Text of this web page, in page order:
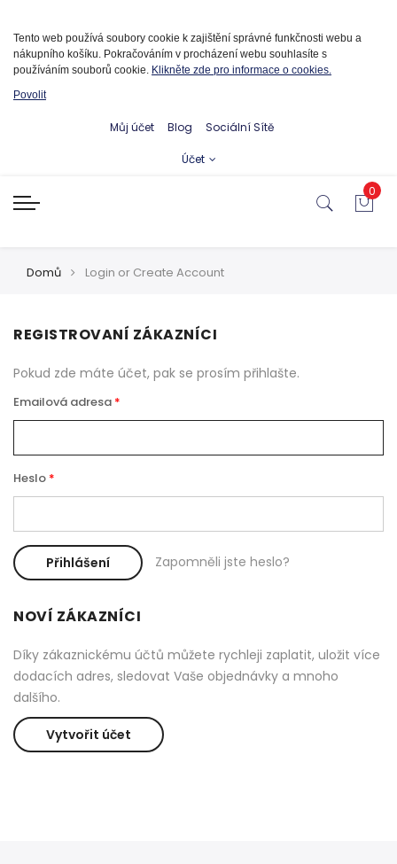
Tento web používá soubory cookie k zajištění správné funkčnosti webu a
nákupního košíku. Pokračováním v procházení webu souhlasíte s
používáním souborů cookie. Klikněte zde pro informace o cookies.
Povolit
Můj účet Blog Sociální Sítě
Účet
0
Domů Login or Create Account
REGISTROVANÍ ZÁKAZNÍCI
Pokud zde máte účet, pak se prosím přihlašte.
Emailová adresa
Heslo
Přihlášení Zapomněli jste heslo?
NOVÍ ZÁKAZNÍCI
Díky zákaznickému účtů můžete rychleji zaplatit, uložit více
dodacích adres, sledovat Vaše objednávky a mnoho
dalšího.
Vytvořit účet